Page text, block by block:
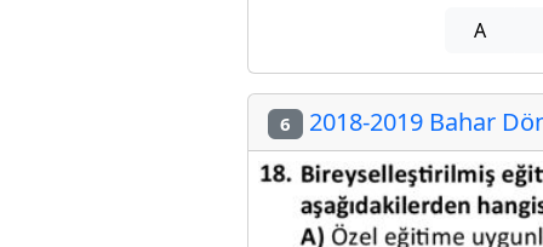
A
6 2018-2019 Bahar